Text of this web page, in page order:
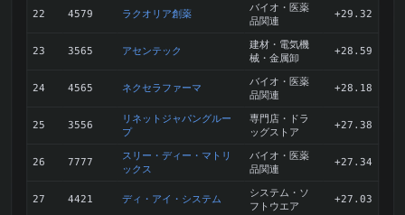
22 4579 ラクオリア創薬 バイオ・医薬
品関連
+29.32
23 3565 アセンテック 建材・電気機
械・金属卸
+28.59
24 4565 ネクセラファーマ バイオ・医薬
品関連
+28.18
25 3556 リネットジャパングルー
プ
専門店・ドラ
ッグストア
+27.38
26 7777 スリー・ディー・マトリ
ックス
バイオ・医薬
品関連
+27.34
27 4421 ディ・アイ・システム システム・ソ
フトウエア
+27.03